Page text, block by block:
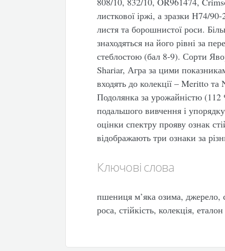
листкової іржі, а зразки Н74/
листя та борошнистої роси.
знаходяться на його рівні за
стеблостою (бал 8-9). Сорти
Shariar, Агра за цими
входять до колекції – Meritto
Подолянка за урожайністю
подальшого вивчення і
оцінки спектру прояву ознак
відображають три ознаки за
Ключові слова
пшениця м’яка озима, джерело,
роса, стійкість, колекція, еталон